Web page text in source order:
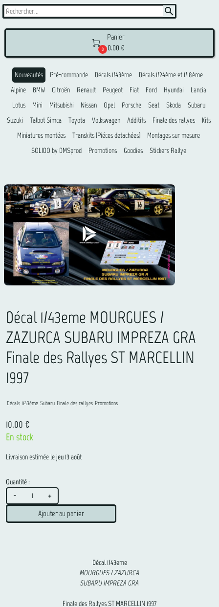
search

0
Panier
0.00 €
Nouveautés Pré-commande Décals 1/43ème
Décals 1/24ème et 1/18ème
Alpine
BMW Citroën Renault Peugeot Fiat Ford Hyundai
Lancia
Lotus
Mini Mitsubishi Nissan Opel Porsche Seat Skoda
Subaru
Suzuki
Talbot Simca Toyota Volkswagen Additifs Finale des rallyes
Kits
Miniatures montées
Transkits (Piéces detachées)
Montages sur mesure
SOLIDO by DMSprod
Promotions Goodies Stickers Rallye
Décal 1/43eme MOURGUES /
ZAZURCA SUBARU IMPREZA GRA
Finale des Rallyes ST MARCELLIN
1997
Décals 1/43ème Subaru Finale des rallyes Promotions
10.00 €
En stock
Livraison estimée le jeu 13 août
Quantité :
- +
Ajouter au panier
Décal 1/43eme
MOURGUES / ZAZURCA
SUBARU IMPREZA GRA
Finale des Rallyes ST MARCELLIN 1997